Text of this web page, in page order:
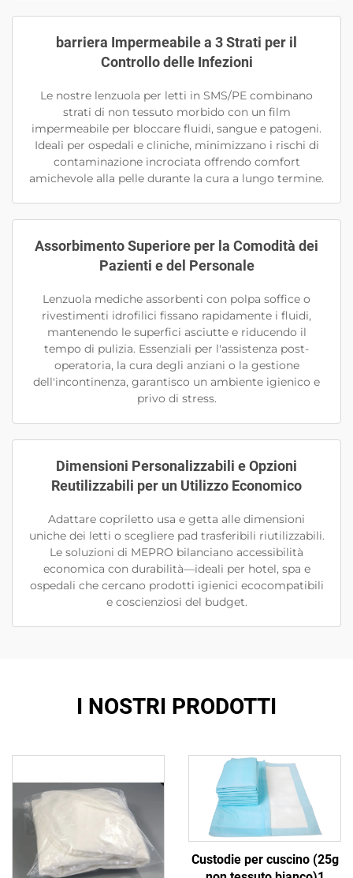
barriera Impermeabile a 3 Strati per il
Controllo delle Infezioni
Le nostre lenzuola per letti in SMS/PE combinano
strati di non tessuto morbido con un film
impermeabile per bloccare fluidi, sangue e patogeni.
Ideali per ospedali e cliniche, minimizzano i rischi di
contaminazione incrociata offrendo comfort
amichevole alla pelle durante la cura a lungo termine.
Assorbimento Superiore per la Comodità dei
Pazienti e del Personale
Lenzuola mediche assorbenti con polpa soffice o
rivestimenti idrofilici fissano rapidamente i fluidi,
mantenendo le superfici asciutte e riducendo il
tempo di pulizia. Essenziali per l'assistenza post-
operatoria, la cura degli anziani o la gestione
dell'incontinenza, garantisco un ambiente igienico e
privo di stress.
Dimensioni Personalizzabili e Opzioni
Reutilizzabili per un Utilizzo Economico
Adattare copriletto usa e getta alle dimensioni
uniche dei letti o scegliere pad trasferibili riutilizzabili.
Le soluzioni di MEPRO bilanciano accessibilità
economica con durabilità—ideali per hotel, spa e
ospedali che cercano prodotti igienici ecocompatibili
e coscienziosi del budget.
I NOSTRI PRODOTTI
Custodie per cuscino (25g